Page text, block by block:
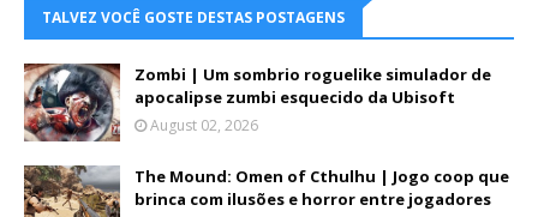
TALVEZ VOCÊ GOSTE DESTAS POSTAGENS
Zombi | Um sombrio roguelike simulador de
apocalipse zumbi esquecido da Ubisoft
August 02, 2026
The Mound: Omen of Cthulhu | Jogo coop que
brinca com ilusões e horror entre jogadores